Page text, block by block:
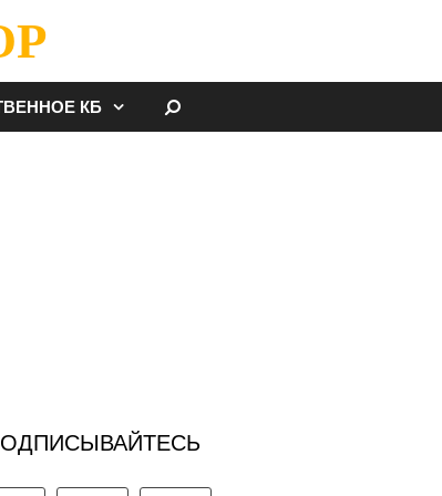
КБ